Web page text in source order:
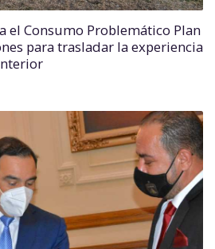
el Consumo Problemático Plan
para trasladar la experiencia